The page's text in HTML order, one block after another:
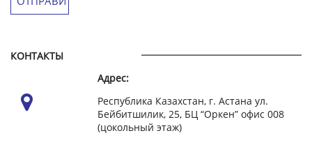
КОНТАКТЫ
Адрес:
Республика Казахстан, г. Астана ул.
Бейбитшилик, 25, БЦ “Оркен” офис 008
(цокольный этаж)